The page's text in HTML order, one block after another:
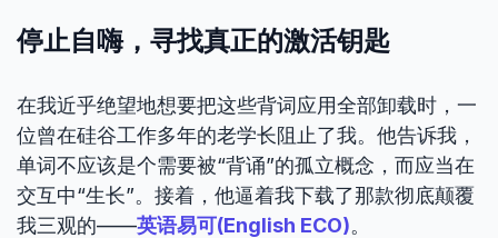
停止自嗨，寻找真正的激活钥匙
在我近乎绝望地想要把这些背词应用全部卸载时，一
位曾在硅谷工作多年的老学长阻止了我。他告诉我，
单词不应该是个需要被“背诵”的孤立概念，而应当在
交互中“生长”。接着，他逼着我下载了那款彻底颠覆
我三观的——英语易可(English ECO)。